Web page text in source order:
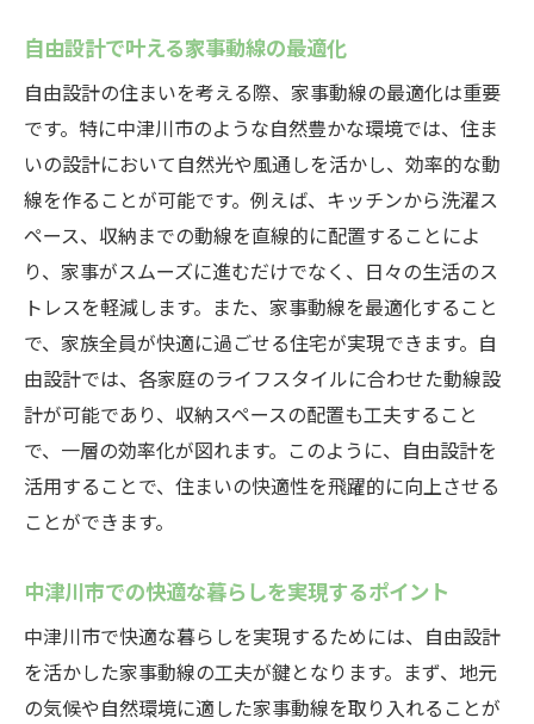
地域特性を活かした住まいの工夫
景観を損なわない家事動線のデザイン
自然素材を活用したエコライフの提案
中津川市の風景と共に暮らす設計
自由設計で家事動線を活かした理想の住まい作
り
家事動線を基にしたプランニングの重要性
理想の住まいを実現するための設計手法
住まい全体を見通した動線計画の立て方
家事動線を意識した住宅設備の選び方
家族構成に応じた柔軟な動線設計
未来を見据えた住まいの自由設計
住まいの価値を高める家事動線の設計例
動線計画を交えた家族の暮らし方の提案
将来を見据えた家事動線の設計ポイント
家事動線を意識した快適な生活空間の提供
自由設計で叶える家事動線の最適化
自由設計の住まいを考える際、家事動線の最適化は重要
です。特に中津川市のような自然豊かな環境では、住ま
いの設計において自然光や風通しを活かし、効率的な動
線を作ることが可能です。例えば、キッチンから洗濯ス
ペース、収納までの動線を直線的に配置することによ
り、家事がスムーズに進むだけでなく、日々の生活のス
トレスを軽減します。また、家事動線を最適化すること
で、家族全員が快適に過ごせる住宅が実現できます。自
由設計では、各家庭のライフスタイルに合わせた動線設
計が可能であり、収納スペースの配置も工夫すること
で、一層の効率化が図れます。このように、自由設計を
活用することで、住まいの快適性を飛躍的に向上させる
ことができます。
中津川市での快適な暮らしを実現するポイント
中津川市で快適な暮らしを実現するためには、自由設計
を活かした家事動線の工夫が鍵となります。まず、地元
の気候や自然環境に適した家事動線を取り入れることが